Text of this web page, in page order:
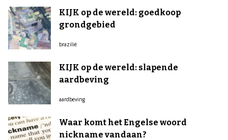
KIJK op de wereld: goedkoop
grondgebied
brazilië
KIJK op de wereld: slapende
aardbeving
aardbeving
Waar komt het Engelse woord
nickname vandaan?